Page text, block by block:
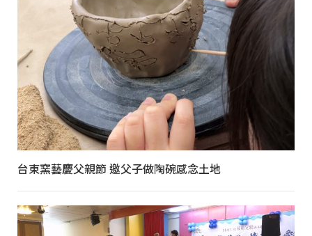
台東窯藝慶父親節 邀父子做陶碗感念土地